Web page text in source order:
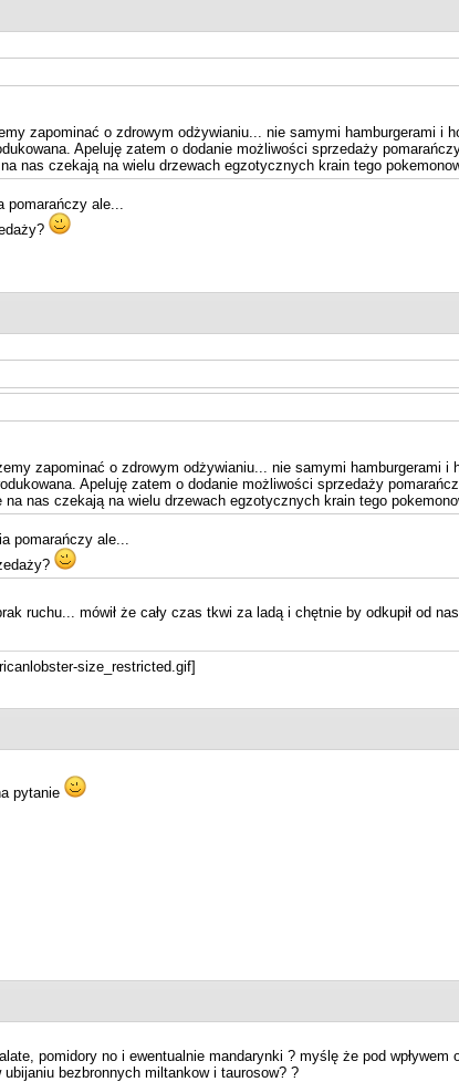
zapominać o zdrowym odżywianiu... nie samymi hamburgerami i
Apeluję zatem o dodanie możliwości sprzedaży
nas czekają na wielu drzewach egzotycznych krain tego
pomarańczy ale...
zapominać o zdrowym odżywianiu... nie samymi hamburgerami i
Apeluję zatem o dodanie możliwości sprzedaży
nas czekają na wielu drzewach egzotycznych krain tego
pomarańczy ale...
ruchu... mówił że cały czas tkwi za ladą i chętnie by odkupił od
pytanie
pomidory no i ewentualnie mandarynki ? myślę że pod wpływem
bezbronnych miltankow i taurosow? ?